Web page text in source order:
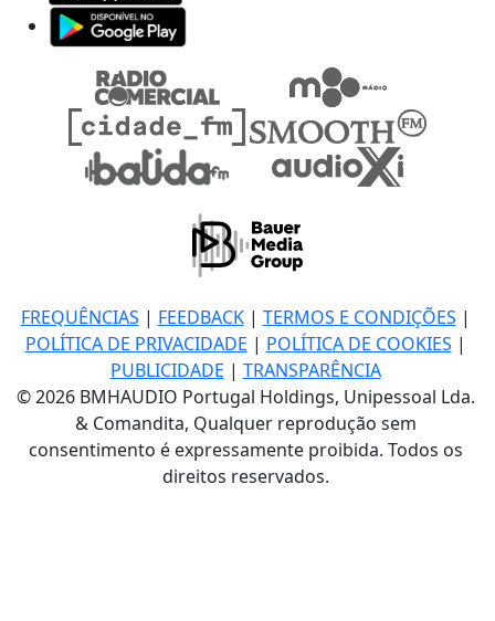
FREQUÊNCIAS | FEEDBACK| TERMOS E CONDIÇÕES |
POLÍTICA DE PRIVACIDADE | POLÍTICA DE COOKIES |
PUBLICIDADE | TRANSPARÊNCIA
© 2026 BMHAUDIO Portugal Holdings, Unipessoal Lda.
& Comandita, Qualquer reprodução sem
consentimento é expressamente proibida. Todos os
direitos reservados.